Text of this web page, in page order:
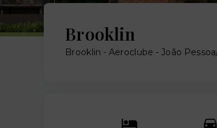
Brooklin
Brooklin - Aeroclube - João